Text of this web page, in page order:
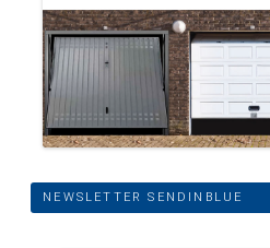
NEWSLETTER SENDINBLUE